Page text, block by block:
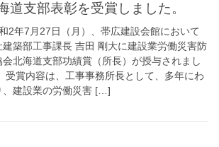
道支部表彰を受賞しました。
2年7月27日（月）、帯広建設会館において
建築部工事課長 吉田 剛大に建設業労働災害防
会北海道支部功績賞（所長）が授与されまし
受賞内容は、工事事務所長として、多年にわ
、建設業の労働災害 […]